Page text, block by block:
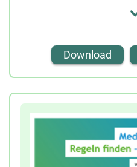
Darüber hinaus
über den Einsatz der
Lernangebote im
kostenfreien
ABC für die
sowie 3.- 6. Klasse).
Der Flyer eignet sich
zur Auslage im
Download